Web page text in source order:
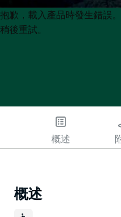
Product
List
Product
List
抱歉，載入產品時發生錯誤
稍後重試。
概述
概述